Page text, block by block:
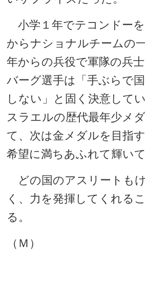
小学１年でテコンドー
からナショナルチームの
年からの兵役で軍隊の兵
バーグ選手は「手ぶらで
しない」と固く決意して
スラエルの歴代最年少メ
て、次は金メダルを目指
希望に満ちあふれて輝いて
どの国のアスリートも
く、力を発揮してくれる
る。
（Ｍ）